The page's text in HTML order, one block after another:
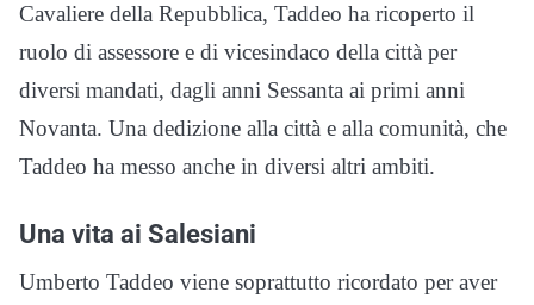
Cavaliere della Repubblica, Taddeo ha ricoperto il
ruolo di assessore e di vicesindaco della città per
diversi mandati, dagli anni Sessanta ai primi anni
Novanta. Una dedizione alla città e alla comunità, che
Taddeo ha messo anche in diversi altri ambiti.
Una vita ai Salesiani
Umberto Taddeo viene soprattutto ricordato per aver